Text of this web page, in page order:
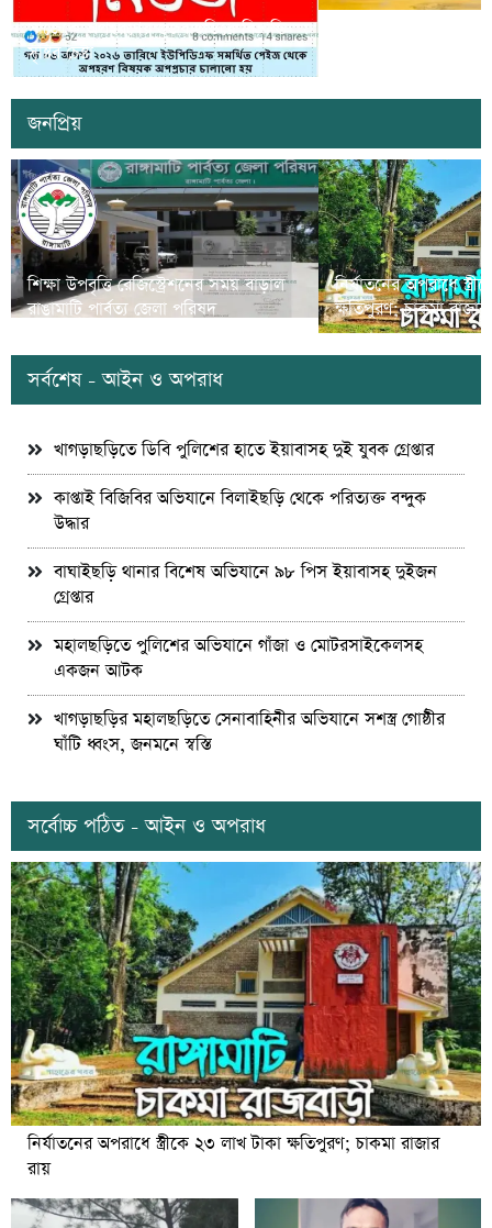
সাজেকে অপহরণের গুজব ছড়িয়ে বিভ্রান্তি
সৃষ্টির চেষ্টা
জনপ্রিয়
শিক্ষা উপবৃত্তি রেজিস্ট্রেশনের সময় বাড়াল
রাঙামাটি পার্বত্য জেলা পরিষদ
নির্যাতনের অপরাধে
ক্ষতিপুরণ; চাকমা
সর্বশেষ - আইন ও অপরাধ
খাগড়াছড়িতে ডিবি পুলিশের হাতে ইয়াবাসহ দুই যুবক গ্রেপ্তার
কাপ্তাই বিজিবির অভিযানে বিলাইছড়ি থেকে পরিত্যক্ত বন্দুক
উদ্ধার
বাঘাইছড়ি থানার বিশেষ অভিযানে ৯৮ পিস ইয়াবাসহ দুইজন
গ্রেপ্তার
মহালছড়িতে পুলিশের অভিযানে গাঁজা ও মোটরসাইকেলসহ
একজন আটক
খাগড়াছড়ির মহালছড়িতে সেনাবাহিনীর অভিযানে সশস্ত্র গোষ্ঠীর
ঘাঁটি ধ্বংস, জনমনে স্বস্তি
সর্বোচ্চ পঠিত - আইন ও অপরাধ
নির্যাতনের অপরাধে স্ত্রীকে ২৩ লাখ টাকা ক্ষতিপুরণ; চাকমা রাজার
রায়